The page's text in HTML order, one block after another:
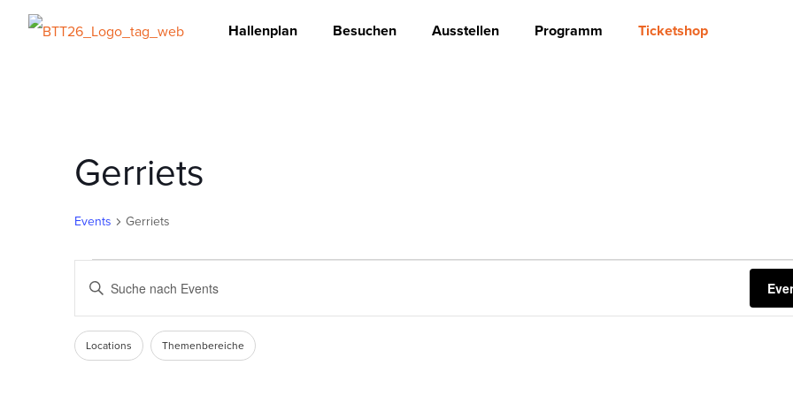
Hallenplan Besuchen Ausstellen Programm Ticketshop
Gerriets
Events Gerriets
Events
für
10.Juni
Events
Such-
und
Geben
Sie
Das
Schlüsselwort.
Suche
Filters
Changing
any
Locations Themenbereiche